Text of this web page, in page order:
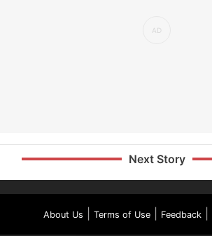
Next Story
About Us Terms of Use| Feedback|